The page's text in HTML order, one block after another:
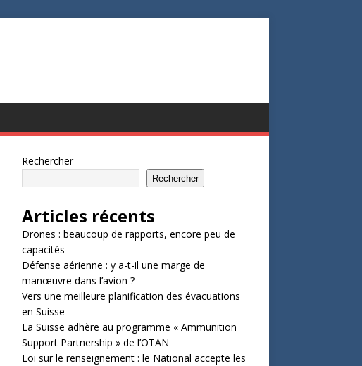
Rechercher
Rechercher
Articles récents
Drones : beaucoup de rapports, encore peu de
capacités
Défense aérienne : y a-t-il une marge de
manœuvre dans l’avion ?
Vers une meilleure planification des évacuations
en Suisse
La Suisse adhère au programme « Ammunition
Support Partnership » de l’OTAN
Loi sur le renseignement : le National accepte les